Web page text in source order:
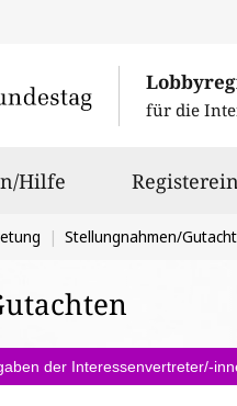
für die
Hilfe
Stellungnahmen/
der Interessenvertreter/-